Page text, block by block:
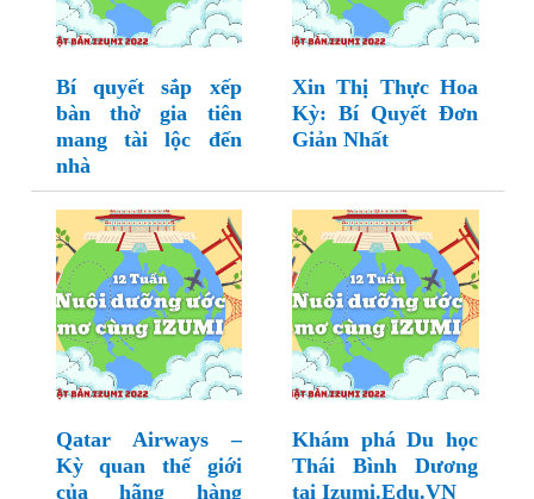
Bí quyết sắp xếp
bàn thờ gia tiên
mang tài lộc đến
nhà
Xin Thị Thực Hoa
Kỳ: Bí Quyết Đơn
Giản Nhất
Qatar Airways –
Kỳ quan thế giới
của hãng hàng
Khám phá Du học
Thái Bình Dương
tại Izumi.Edu.VN